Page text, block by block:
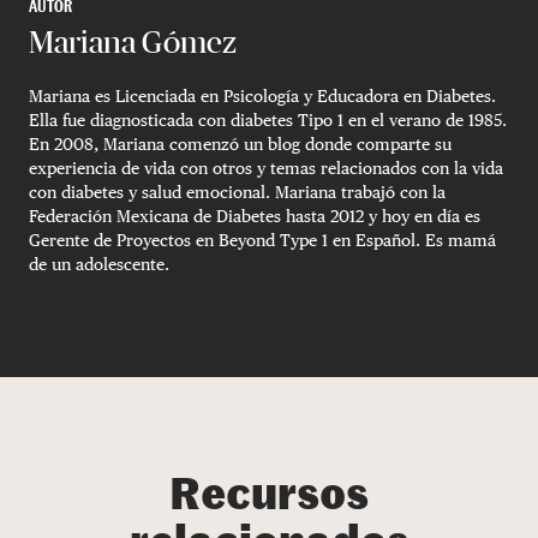
AUTOR
Mariana Gómez
Mariana es Licenciada en Psicología y Educadora en Diabetes.
Ella fue diagnosticada con diabetes Tipo 1 en el verano de 1985.
En 2008, Mariana comenzó un blog donde comparte su
experiencia de vida con otros y temas relacionados con la vida
con diabetes y salud emocional. Mariana trabajó con la
Federación Mexicana de Diabetes hasta 2012 y hoy en día es
Gerente de Proyectos en Beyond Type 1 en Español. Es mamá
de un adolescente.
Recursos